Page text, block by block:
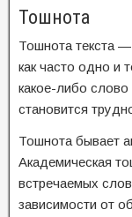
Тошнота
Тошнота текста —
как часто одно и
какое-либо слово
становится
Тошнота бывает
Академическая
встречаемых
зависимости от